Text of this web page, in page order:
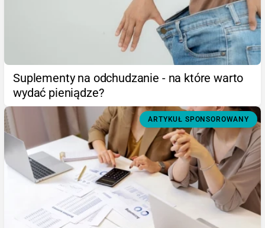
Suplementy na odchudzanie - na które warto
wydać pieniądze?
ARTYKUŁ SPONSOROWANY